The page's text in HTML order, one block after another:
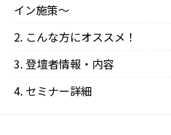
イン施策〜
こんな方にオススメ！
登壇者情報・内容
‍セミナー詳細